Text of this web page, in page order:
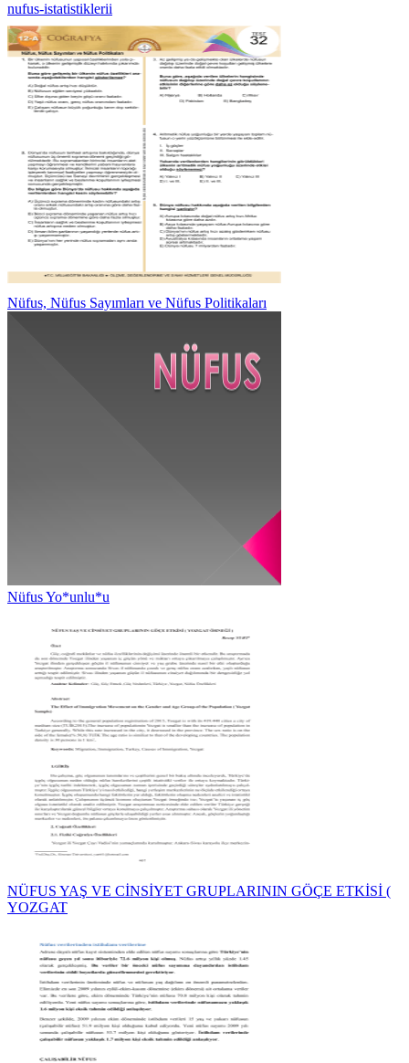
nufus-istatistiklerii
Nüfus, Nüfus Sayımları ve Nüfus Politikaları
Nüfus Yo*unlu*u
NÜFUS YAŞ VE CİNSİYET GRUPLARININ GÖÇE ETKİSİ (
YOZGAT